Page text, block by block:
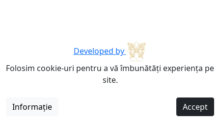
Developed by
Folosim cookie-uri pentru a vă îmbunătăți experiența pe
site.
Informație Accept